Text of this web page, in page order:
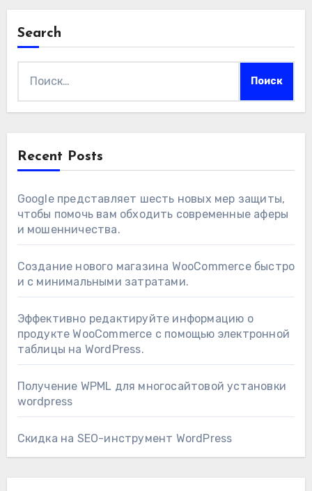
Search
Recent Posts
Google представляет шесть новых мер защиты,
чтобы помочь вам обходить современные аферы
и мошенничества.
Создание нового магазина WooCommerce быстро
и с минимальными затратами.
Эффективно редактируйте информацию о
продукте WooCommerce с помощью электронной
таблицы на WordPress.
Получение WPML для многосайтовой установки
wordpress
Скидка на SEO-инструмент WordPress